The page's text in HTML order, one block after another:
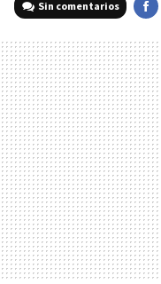
Sin comentarios